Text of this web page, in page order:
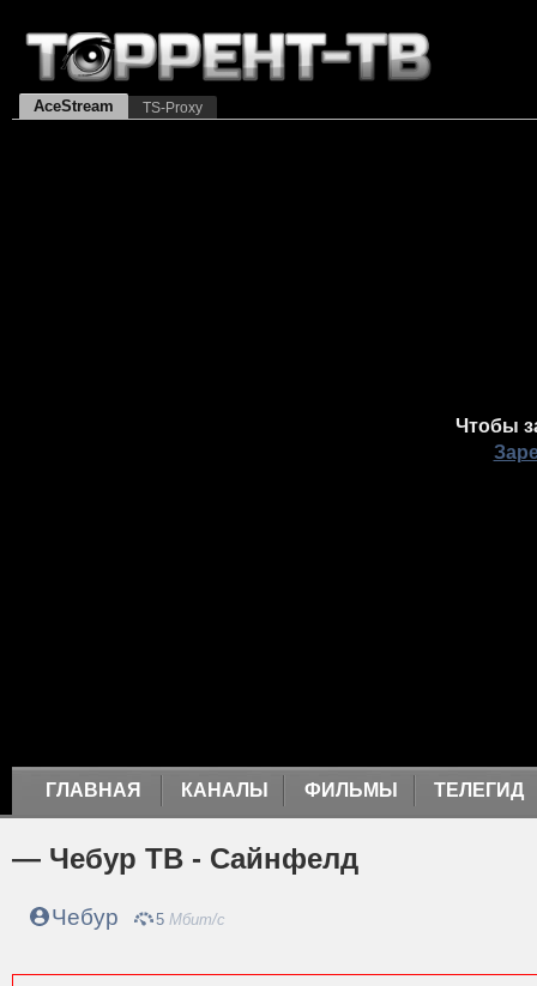
AceStream TS-Proxy
Чтобы
ГЛАВНАЯ КАНАЛЫ ФИЛЬМЫ ТЕЛЕГИД
— Чебур ТВ - Сайнфелд
Чебур 5 Мбит/с